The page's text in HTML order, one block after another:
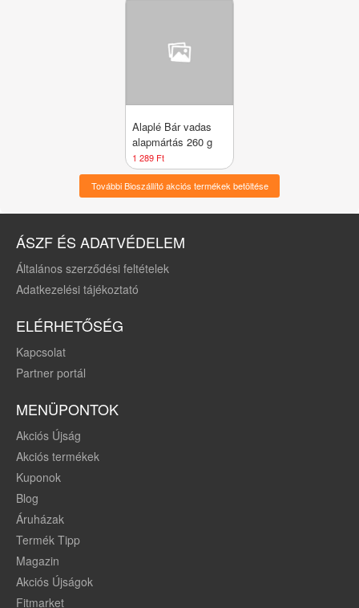
Alaplé Bár vadas
alapmártás 260 g
1 289 Ft
További Bioszállító akciós termékek betöltése
ÁSZF ÉS ADATVÉDELEM
Általános szerződési feltételek
Adatkezelési tájékoztató
ELÉRHETŐSÉG
Kapcsolat
Partner portál
MENÜPONTOK
Akciós Újság
Akciós termékek
Kuponok
Blog
Áruházak
Termék Tipp
Magazin
Akciós Újságok
Fitmarket